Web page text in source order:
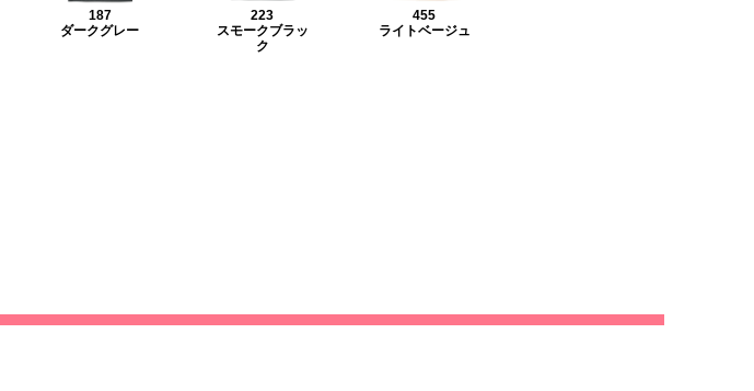
187
ダークグレー
223
スモークブラッ
ク
455
ライトベージュ